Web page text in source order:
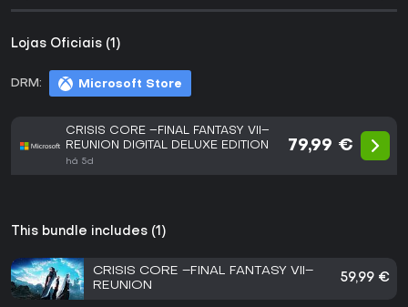
Lojas Oficiais (1)
DRM: Microsoft Store
CRISIS CORE –FINAL FANTASY VII–
REUNION DIGITAL DELUXE EDITION
há 5d
79,99 €
This bundle includes (1)
CRISIS CORE –FINAL FANTASY VII–
REUNION
59,99 €